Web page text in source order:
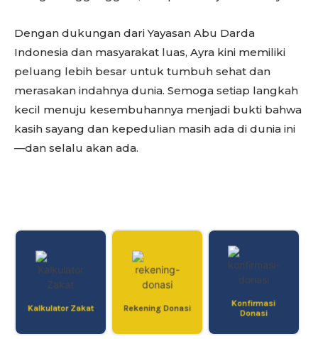
Dengan dukungan dari Yayasan Abu Darda
Indonesia dan masyarakat luas, Ayra kini memiliki
peluang lebih besar untuk tumbuh sehat dan
merasakan indahnya dunia. Semoga setiap langkah
kecil menuju kesembuhannya menjadi bukti bahwa
kasih sayang dan kepedulian masih ada di dunia ini
—dan selalu akan ada.
Kalkulator Zakat Rekening Donasi
Konfirmasi
Donasi